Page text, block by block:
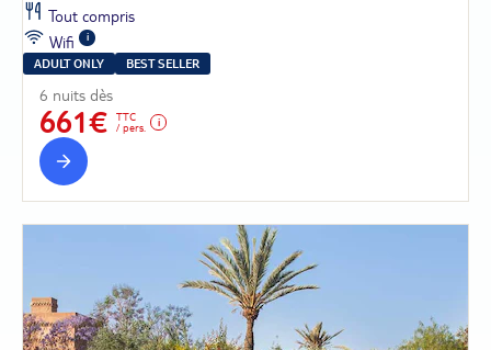
Tout compris
Wifi
ADULT ONLY BEST SELLER
6 nuits dès
661€
TTC
/ pers.